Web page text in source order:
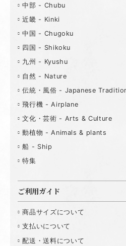
中部 - Chubu
近畿 - Kinki
中国 - Chugoku
四国 - Shikoku
九州 - Kyushu
自然 - Nature
伝統・風俗 - Japanese
飛行機 - Airplane
文化・芸術 - Arts & Culture
動植物 - Animals & plants
船 - Ship
特集
ご利用ガイド
商品サイズについて
支払いについて
配送・送料について